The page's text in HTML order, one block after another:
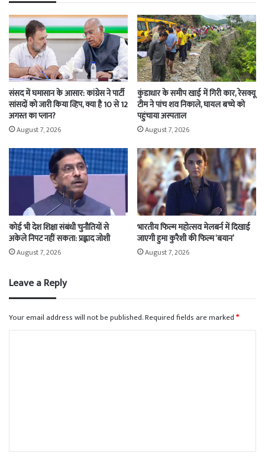
संसद में घमासान के आसार: कांग्रेस ने पार्टी
सांसदों को जारी किया व्हिप, क्या है 10 से 12
अगस्त का प्लान?
August 7, 2026
कुंडाधार के समीप खाई में गिरी कार, रेसक्यू
टीम ने पांच शव निकाले, घायल बच्चे को
पहुंचाया अस्पताल
August 7, 2026
कोई भी देश शिक्षा संबंधी चुनौतियों से
अकेले निपट नहीं सकता: प्रह्लाद जोशी
August 7, 2026
भारतीय फिल्म महोत्सव मेलबर्न में दिखाई
जाएगी हुमा कुरैशी की फिल्म ‘बयान’
August 7, 2026
Leave a Reply
Your email address will not be published.Required fields are marked*